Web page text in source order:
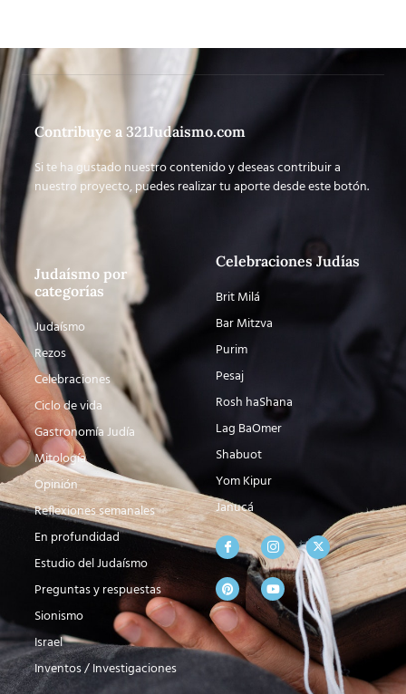
Contribuye a 321Judaismo.com
Si te ha gustado nuestro contenido y deseas contribuir a
nuestro proyecto, puedes realizar tu aporte desde este botón.
Judaísmo por
categorías
Judaísmo
Rezos
Celebraciones
Ciclo de vida
Gastronomía Judía
Mitología
Opinión
Reflexiones semanales
En profundidad
Estudio del Judaísmo
Preguntas y respuestas
Sionismo
Israel
Inventos / Investigaciones
Celebraciones Judías
Brit Milá
Bar Mitzva
Purim
Pesaj
Rosh haShana
Lag BaOmer
Shabuot
Yom Kipur
Janucá